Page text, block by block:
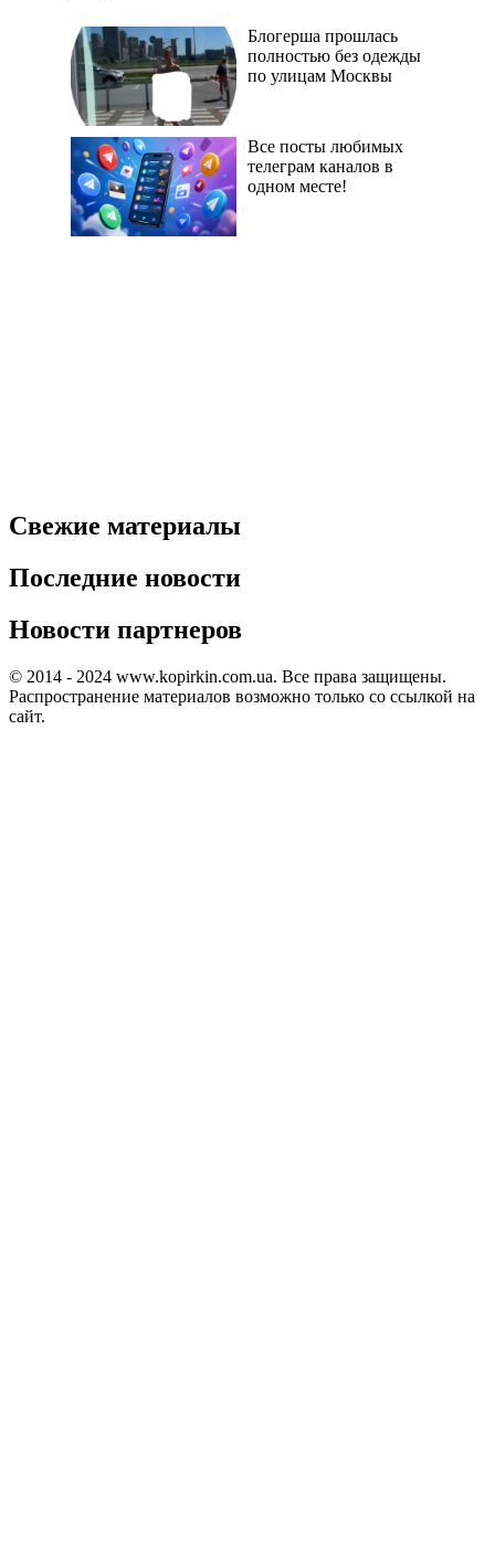
Блогерша прошлась
полностью без одежды
по улицам Москвы
Все посты любимых
телеграм каналов в
одном месте!
Свежие материалы
Последние новости
Новости партнеров
© 2014 - 2024 www.kopirkin.com.ua. Все права защищены.
Распространение материалов возможно только со ссылкой на
сайт.